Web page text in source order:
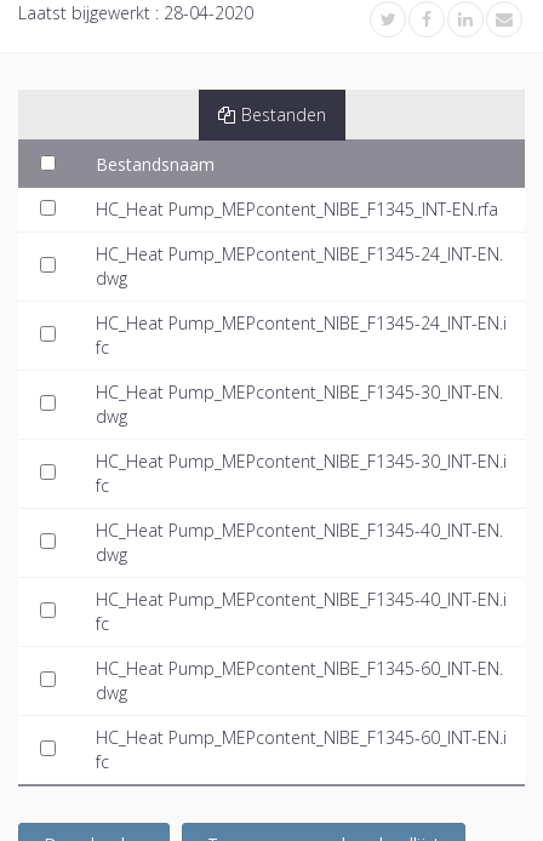
Laatst bijgewerkt : 28-04-2020
Bestanden
Bestandsnaam
HC_Heat Pump_MEPcontent_NIBE_F1345_INT-EN.rfa
HC_Heat Pump_MEPcontent_NIBE_F1345-24_INT-EN.
dwg
HC_Heat Pump_MEPcontent_NIBE_F1345-24_INT-EN.i
fc
HC_Heat Pump_MEPcontent_NIBE_F1345-30_INT-EN.
dwg
HC_Heat Pump_MEPcontent_NIBE_F1345-30_INT-EN.i
fc
HC_Heat Pump_MEPcontent_NIBE_F1345-40_INT-EN.
dwg
HC_Heat Pump_MEPcontent_NIBE_F1345-40_INT-EN.i
fc
HC_Heat Pump_MEPcontent_NIBE_F1345-60_INT-EN.
dwg
HC_Heat Pump_MEPcontent_NIBE_F1345-60_INT-EN.i
fc